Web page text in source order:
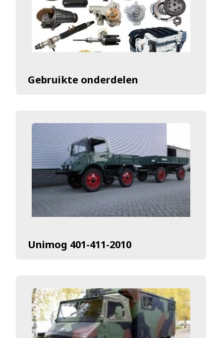
Gebruikte onderdelen
Unimog 401-411-2010